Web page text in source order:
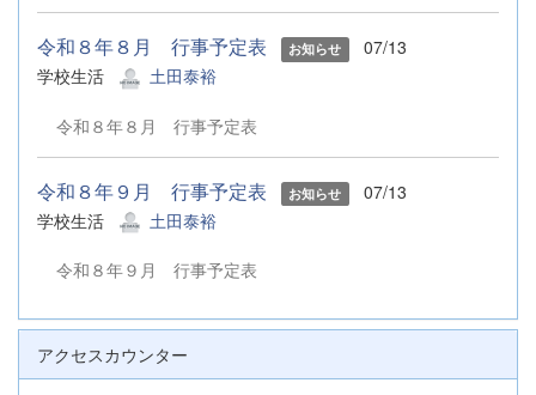
令和８年８月 行事予定表 お知らせ
07/13
学校生活
土田泰裕
令和８年８月 行事予定表
令和８年９月 行事予定表 お知らせ
07/13
学校生活
土田泰裕
令和８年９月 行事予定表
アクセスカウンター